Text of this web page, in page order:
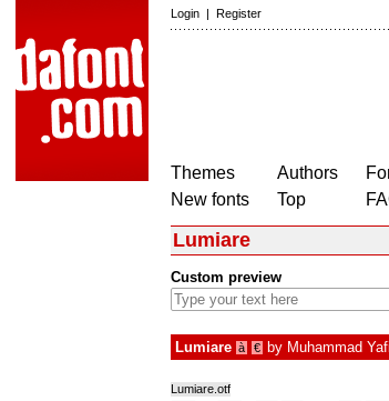
Login | Register
Themes
New fonts
Authors
Top
Lumiare
Custom preview
Lumiare à € by Muhammad
Lumiare.otf